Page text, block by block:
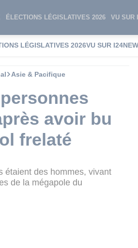
ÉLECTIONS LÉGISLATIVES 2026 VU SUR
LÉGISLATIVES 2026VU SUR
Asie & Pacifique
avoir bu
frelaté
étaient des hommes, vivant
de la mégapole du